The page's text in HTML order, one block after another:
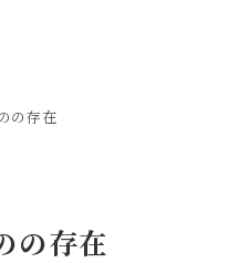
の存在
の存在